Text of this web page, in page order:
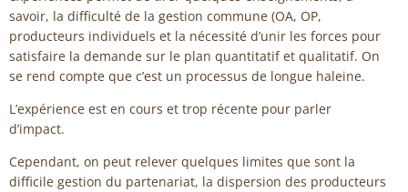
savoir, la difficulté de la gestion commune (OA, OP,
producteurs individuels et la nécessité d’unir les forces pour
satisfaire la demande sur le plan quantitatif et qualitatif. On
se rend compte que c’est un processus de longue haleine.
L’expérience est en cours et trop récente pour parler
d’impact.
Cependant, on peut relever quelques limites que sont la
difficile gestion du partenariat, la dispersion des producteurs